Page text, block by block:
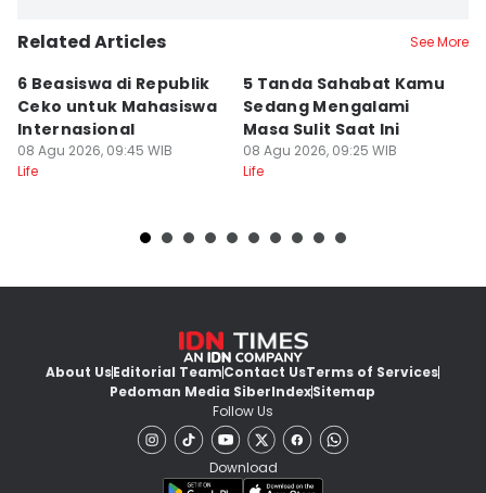
Related Articles See More
6 Beasiswa di Republik
Ceko untuk Mahasiswa
Internasional
08 Agu 2026, 09:45 WIB
Life
5 Tanda Sahabat Kamu
Sedang Mengalami
Masa Sulit Saat Ini
08 Agu 2026, 09:25 WIB
Life
About UsEditorial TeamContact UsTerms of Services
Pedoman Media SiberIndexSitemap
Follow Us
Download